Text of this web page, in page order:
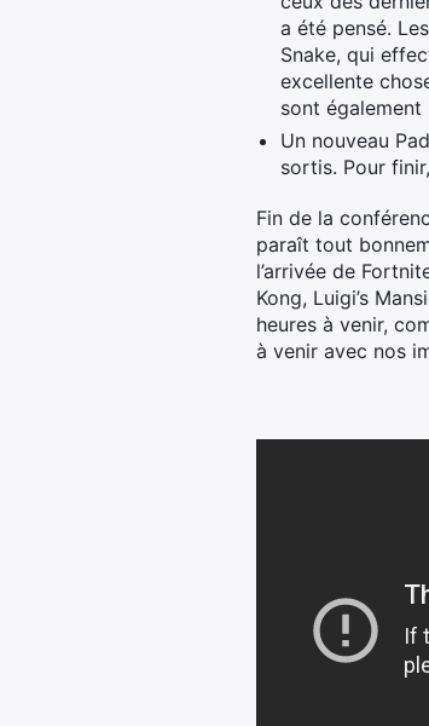
a été pensé.
Snake, qui
excellente
sont également
Un nouveau
sortis. Pour
Fin de la
paraît tout
l’arrivée de
Kong, Luigi’s
heures à venir,
à venir avec nos